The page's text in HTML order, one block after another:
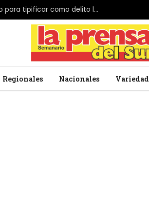
El Parlamento de Japón da el primer paso para tipificar como delito la profanación de la bandera nacional
Regionales Nacionales Variedad